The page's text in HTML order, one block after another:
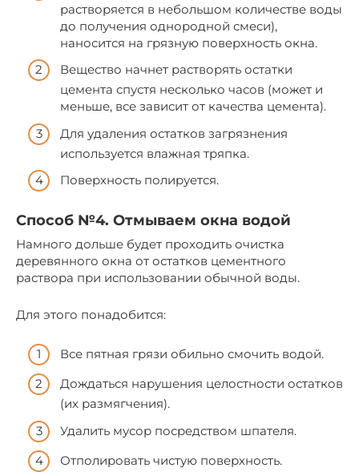
растворяется в небольшом количестве воды
до получения однородной смеси),
наносится на грязную поверхность окна.
Вещество начнет растворять остатки
цемента спустя несколько часов (может и
меньше, все зависит от качества цемента).
Для удаления остатков загрязнения
используется влажная тряпка.
Поверхность полируется.
Способ №4. Отмываем окна водой
Намного дольше будет проходить очистка
деревянного окна от остатков цементного
раствора при использовании обычной воды.
Для этого понадобится:
Все пятная грязи обильно смочить водой.
Дождаться нарушения целостности остатков
(их размягчения).
Удалить мусор посредством шпателя.
Отполировать чистую поверхность.